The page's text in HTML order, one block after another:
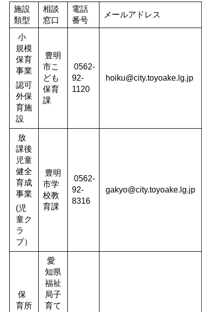
施設
類型
相談
窓口
電話
番号
メールアドレス
小
規模
保育
事業
認可
外保
育施
設
豊明
市こ
ども
保育
課
0562-
92-
1120
hoiku@city.toyoake.lg.jp
放
課後
児童
健全
育成
事業
(児
童ク
ラ
ブ）
豊明
市学
校教
育課
0562-
92-
8316
gakyo@city.toyoake.lg.jp
保
育所
愛
知県
福祉
局子
育て